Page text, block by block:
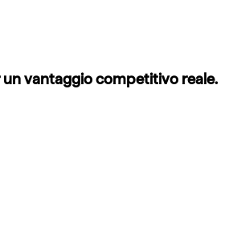
un vantaggio competitivo reale.